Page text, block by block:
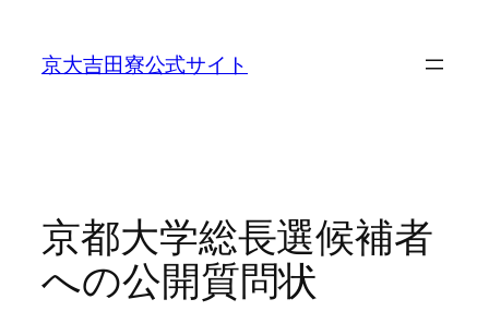
京大吉田寮公式サイト
京都大学総長選候補者
への公開質問状